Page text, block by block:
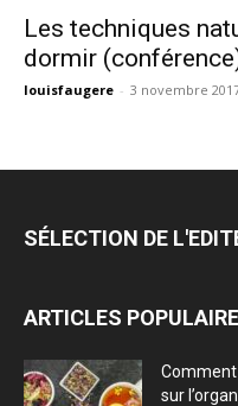
Les techniques
dormir
louisfaugere - 3 novembre
SÉLECTION DE
ARTICLES
sur